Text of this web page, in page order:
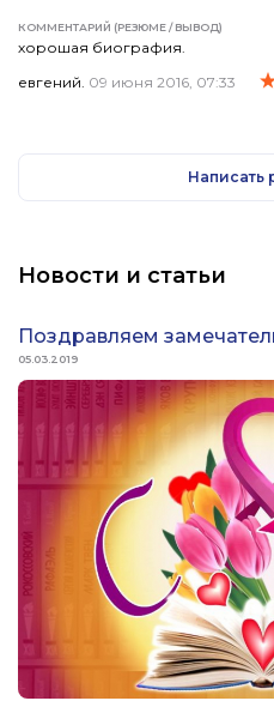
КОММЕНТАРИЙ (РЕЗЮМЕ / ВЫВОД)
хорошая биография.
евгений. 09 июня 2016, 07:33
Написать
Новости и статьи
Поздравляем
05.03.2019